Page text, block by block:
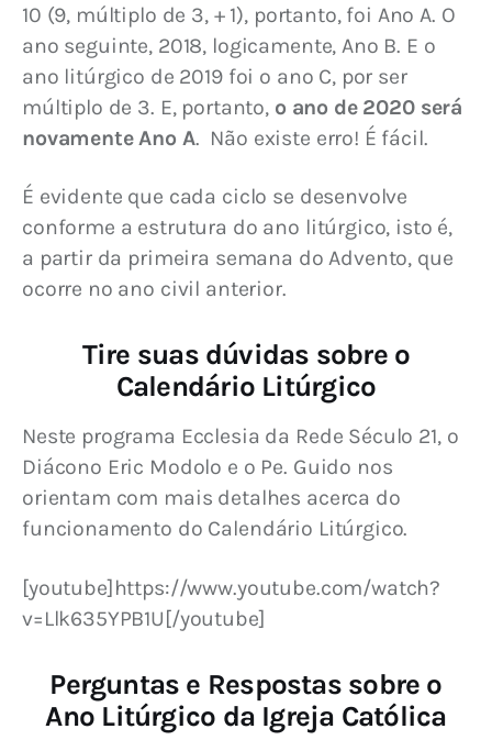
10 (9, múltiplo de 3, + 1), portanto, foi Ano A. O
ano seguinte, 2018, logicamente, Ano B. E o
ano litúrgico de 2019 foi o ano C, por ser
múltiplo de 3. E, portanto, o ano de 2020 será
novamente Ano A.  Não existe erro! É fácil.
É evidente que cada ciclo se desenvolve
conforme a estrutura do ano litúrgico, isto é,
a partir da primeira semana do Advento, que
ocorre no ano civil anterior.
Tire suas dúvidas sobre o
Calendário Litúrgico
Neste programa Ecclesia da Rede Século 21, o
Diácono Eric Modolo e o Pe. Guido nos
orientam com mais detalhes acerca do
funcionamento do Calendário Litúrgico.
[youtube]https://www.youtube.com/watch?
v=Llk635YPB1U[/youtube]
Perguntas e Respostas sobre o
Ano Litúrgico da Igreja Católica